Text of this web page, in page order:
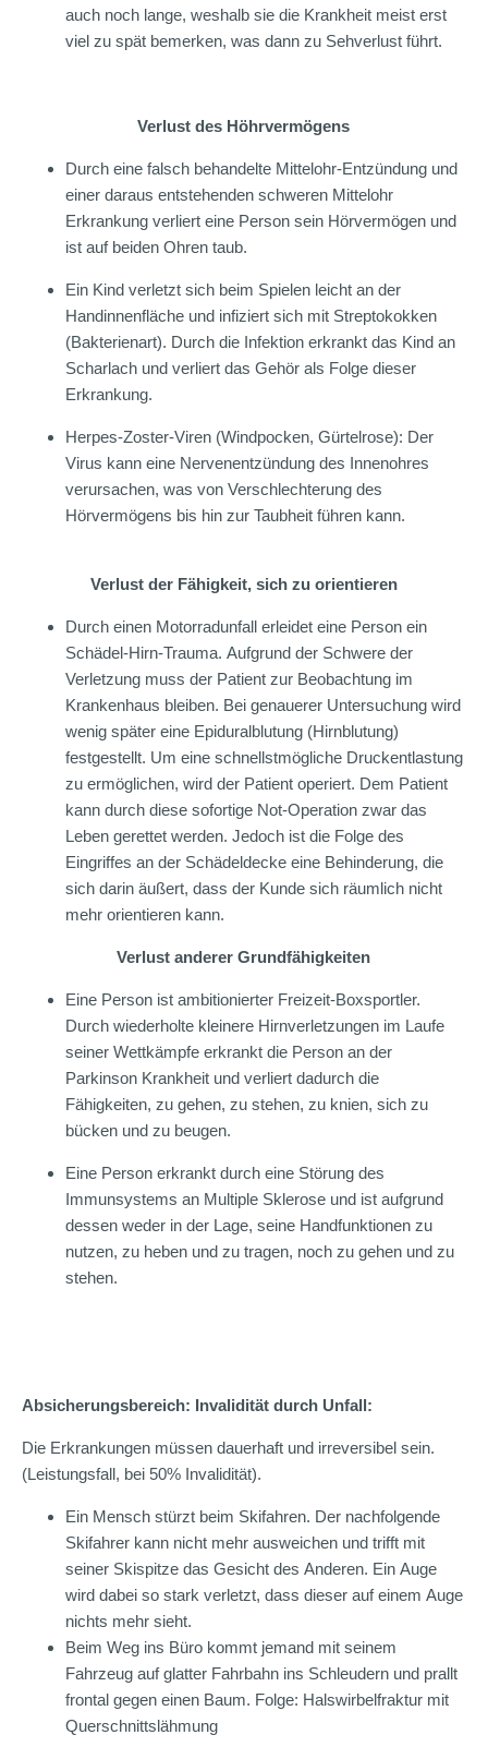
auch noch lange, weshalb sie die Krankheit meist erst
viel zu spät bemerken, was dann zu Sehverlust führt.
Verlust des Höhrvermögens
Durch eine falsch behandelte Mittelohr-Entzündung und
einer daraus entstehenden schweren Mittelohr
Erkrankung verliert eine Person sein Hörvermögen und
ist auf beiden Ohren taub.
Ein Kind verletzt sich beim Spielen leicht an der
Handinnenfläche und infiziert sich mit Streptokokken
(Bakterienart). Durch die Infektion erkrankt das Kind an
Scharlach und verliert das Gehör als Folge dieser
Erkrankung.
Herpes-Zoster-Viren (Windpocken, Gürtelrose): Der
Virus kann eine Nervenentzündung des Innenohres
verursachen, was von Verschlechterung des
Hörvermögens bis hin zur Taubheit führen kann.
Verlust der Fähigkeit, sich zu orientieren
Durch einen Motorradunfall erleidet eine Person ein
Schädel-Hirn-Trauma. Aufgrund der Schwere der
Verletzung muss der Patient zur Beobachtung im
Krankenhaus bleiben. Bei genauerer Untersuchung wird
wenig später eine Epiduralblutung (Hirnblutung)
festgestellt. Um eine schnellstmögliche Druckentlastung
zu ermöglichen, wird der Patient operiert. Dem Patient
kann durch diese sofortige Not-Operation zwar das
Leben gerettet werden. Jedoch ist die Folge des
Eingriffes an der Schädeldecke eine Behinderung, die
sich darin äußert, dass der Kunde sich räumlich nicht
mehr orientieren kann.
Verlust anderer Grundfähigkeiten
Eine Person ist ambitionierter Freizeit-Boxsportler.
Durch wiederholte kleinere Hirnverletzungen im Laufe
seiner Wettkämpfe erkrankt die Person an der
Parkinson Krankheit und verliert dadurch die
Fähigkeiten, zu gehen, zu stehen, zu knien, sich zu
bücken und zu beugen.
Eine Person erkrankt durch eine Störung des
Immunsystems an Multiple Sklerose und ist aufgrund
dessen weder in der Lage, seine Handfunktionen zu
nutzen, zu heben und zu tragen, noch zu gehen und zu
stehen.
Absicherungsbereich: Invalidität durch Unfall:
Die Erkrankungen müssen dauerhaft und irreversibel sein.
(Leistungsfall, bei 50% Invalidität).
Ein Mensch stürzt beim Skifahren. Der nachfolgende
Skifahrer kann nicht mehr ausweichen und trifft mit
seiner Skispitze das Gesicht des Anderen. Ein Auge
wird dabei so stark verletzt, dass dieser auf einem Auge
nichts mehr sieht.
Beim Weg ins Büro kommt jemand mit seinem
Fahrzeug auf glatter Fahrbahn ins Schleudern und prallt
frontal gegen einen Baum. Folge: Halswirbelfraktur mit
Querschnittslähmung